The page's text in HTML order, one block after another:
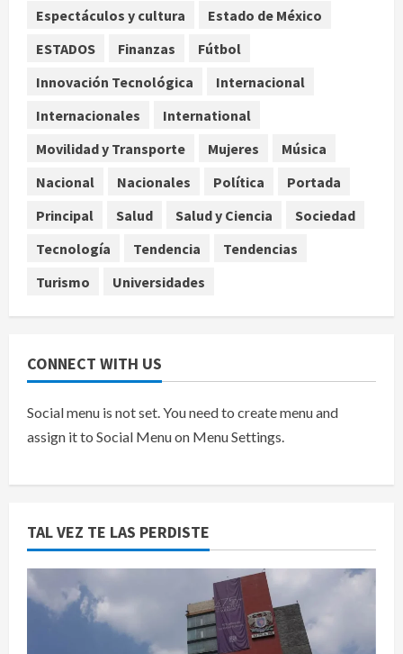
4
Jardín Hidalgo de Coyoacán atrae
en espacio polinizador
agosto 10, 2026
tres veces fondos internacionales y
sigue sin concretarse
Espectáculos y cultura
Estado de México
ESTADOS
Finanzas
Fútbol
Innovación Tecnológica
Internacional
Internacionales
International
Movilidad y Transporte
Mujeres
Música
Nacional
Nacionales Política
Portada
Principal
Salud Salud y Ciencia
Sociedad
Tecnología
Tendencia
Tendencias
Turismo
Universidades
CONNECT WITH US
Social menu is not set. You need to create menu and
assign it to Social Menu on Menu Settings.
TAL VEZ TE LAS PERDISTE